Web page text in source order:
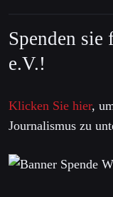
Spenden
e.V.!
Klicken Sie hier,
Journalismus zu